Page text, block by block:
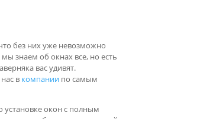
без них уже невозможно
знаем об окнах все, но есть
вас удивят.
в компаниипо самым
окон с полным